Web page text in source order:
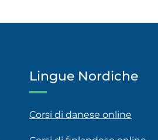
Lingue Nordiche
Corsi di danese online